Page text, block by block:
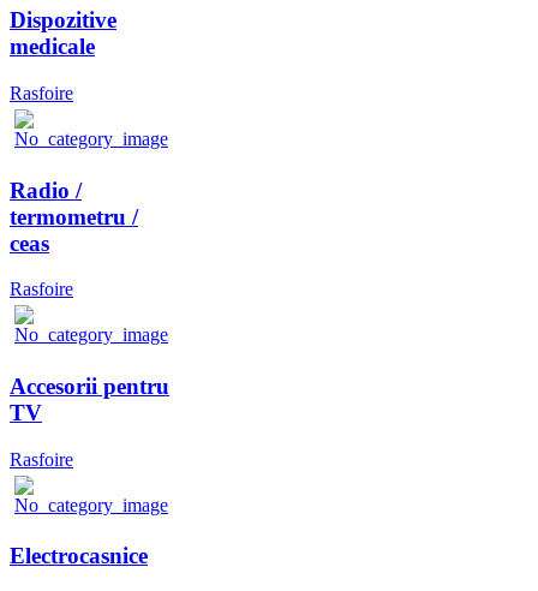
Dispozitive
medicale
Rasfoire
Radio /
termometru /
ceas
Rasfoire
Accesorii pentru
TV
Rasfoire
Electrocasnice